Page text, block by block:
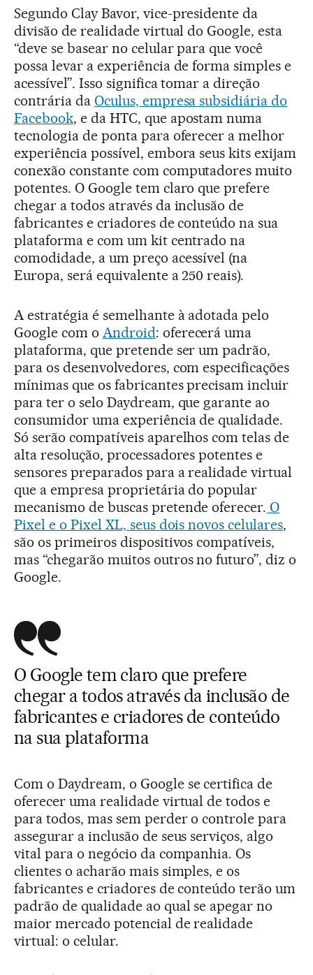
Segundo Clay Bavor, vice-presidente da
divisão de realidade virtual do Google, esta
“deve se basear no celular para que você
possa levar a experiência de forma simples e
acessível”. Isso significa tomar a direção
contrária da Oculus, empresa subsidiária do
Facebook, e da HTC, que apostam numa
tecnologia de ponta para oferecer a melhor
experiência possível, embora seus kits exijam
conexão constante com computadores muito
potentes. O Google tem claro que prefere
chegar a todos através da inclusão de
fabricantes e criadores de conteúdo na sua
plataforma e com um kit centrado na
comodidade, a um preço acessível (na
Europa, será equivalente a 250 reais).
A estratégia é semelhante à adotada pelo
Google com o Android: oferecerá uma
plataforma, que pretende ser um padrão,
para os desenvolvedores, com especificações
mínimas que os fabricantes precisam incluir
para ter o selo Daydream, que garante ao
consumidor uma experiência de qualidade.
Só serão compatíveis aparelhos com telas de
alta resolução, processadores potentes e
sensores preparados para a realidade virtual
que a empresa proprietária do popular
mecanismo de buscas pretende oferecer. O
Pixel e o Pixel XL, seus dois novos celulares,
são os primeiros dispositivos compatíveis,
mas “chegarão muitos outros no futuro”, diz o
Google.
O Google tem claro que prefere
chegar a todos através da inclusão de
fabricantes e criadores de conteúdo
na sua plataforma
Com o Daydream, o Google se certifica de
oferecer uma realidade virtual de todos e
para todos, mas sem perder o controle para
assegurar a inclusão de seus serviços, algo
vital para o negócio da companhia. Os
clientes o acharão mais simples, e os
fabricantes e criadores de conteúdo terão um
padrão de qualidade ao qual se apegar no
maior mercado potencial de realidade
virtual: o celular.